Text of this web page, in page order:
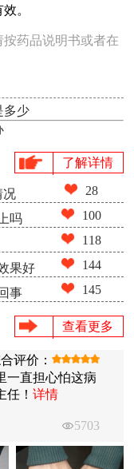
。
药品说明书或者在
多少
了解详情
况 28
吗 100
118
果好 144
事 145
查看更多
评价：
一直担心怕这病
任！详情
5703